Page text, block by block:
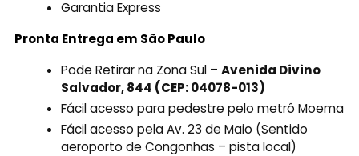
Garantia Express
Pronta Entrega em São Paulo
Pode Retirar na Zona Sul –Avenida Divino
Salvador, 844 (CEP: 04078-013)
Fácil acesso para pedestre pelo metrô Moema
Fácil acesso pela Av. 23 de Maio (Sentido
aeroporto de Congonhas – pista local)